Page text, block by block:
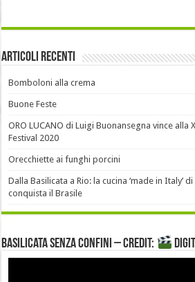
Articoli recenti
Bomboloni alla crema
Buone Feste
ORO LUCANO di Luigi Buonansegna vince alla
Festival 2020
Orecchiette ai funghi porcini
Dalla Basilicata a Rio: la cucina ‘made in Italy’
conquista il Brasile
Basilicata senza confini – Credit: